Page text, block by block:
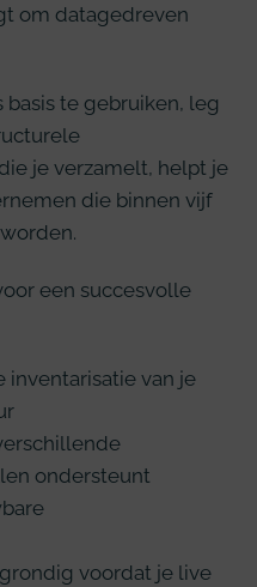
om datagedreven
te gebruiken, leg
je verzamelt, helpt je
die binnen vijf
een succesvolle
inventarisatie van je
ondersteunt
voordat je live